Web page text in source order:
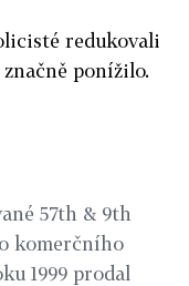
redukovali
ponížilo.
57th & 9th
komerčního
1999 prodal